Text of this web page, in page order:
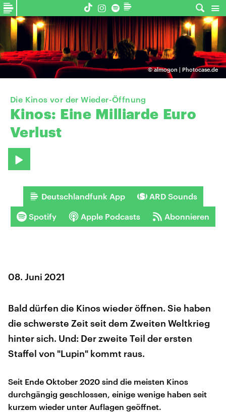
©almogon | Photocase.de
Die Kinos vor der Wieder-Öffnung
Kinos: Eine Milliarde Euro
Verlust
Deutschlandfunk App ARD Sounds
Spotify Apple Podcasts Abonnieren
08. Juni 2021
Bald dürfen die Kinos wieder öffnen. Sie haben
die schwerste Zeit seit dem Zweiten Weltkrieg
hinter sich. Und: Der zweite Teil der ersten
Staffel von "Lupin" kommt raus.
Seit Ende Oktober 2020 sind die meisten Kinos
durchgängig geschlossen, einige wenige haben seit
kurzem wieder unter Auflagen geöffnet.